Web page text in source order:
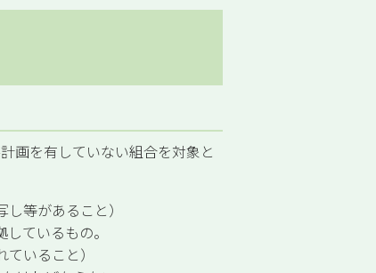
画を有していない組合を対象と
等があること）
ているもの。
いること）